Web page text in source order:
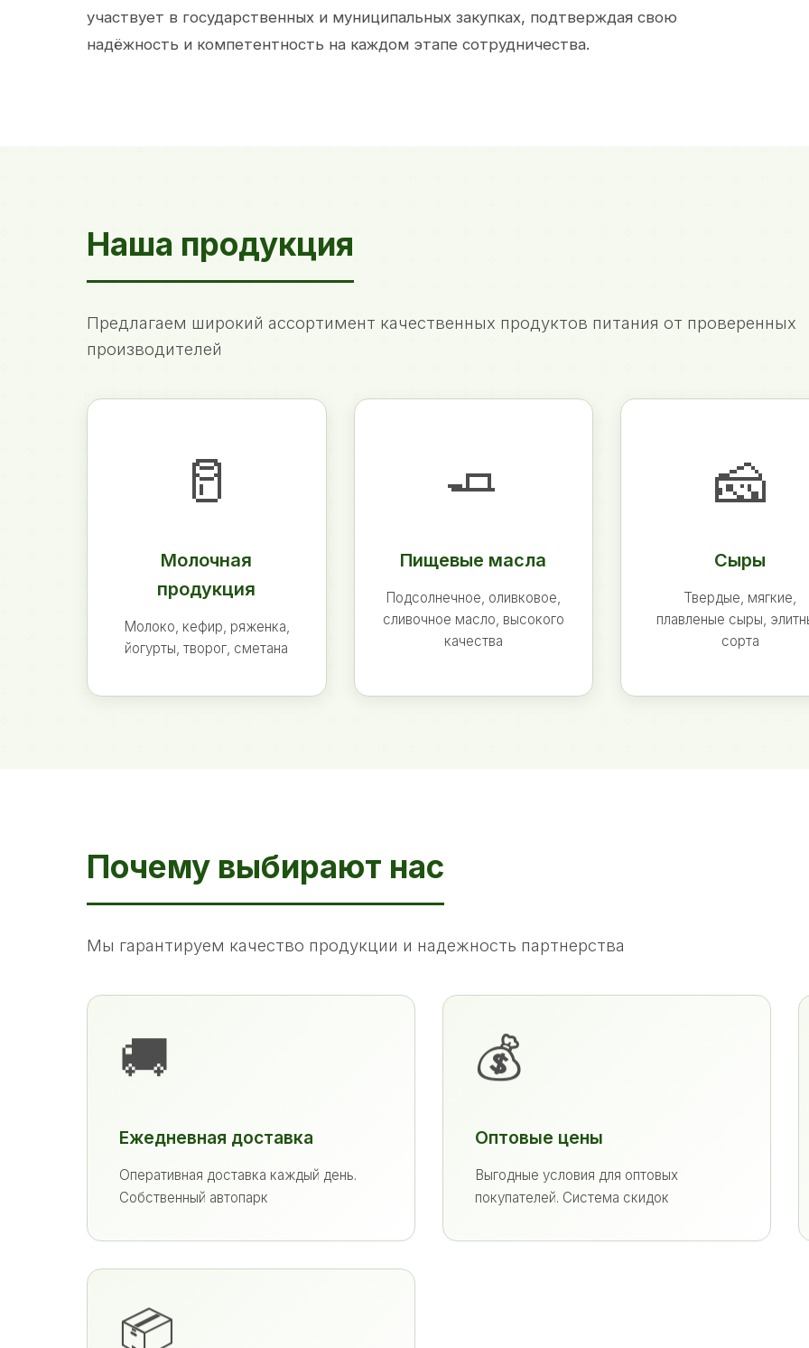
участвует в государственных и муниципальных закупках, подтверждая свою
надёжность и компетентность на каждом этапе сотрудничества.
Наша продукция
Предлагаем широкий ассортимент качественных продуктов питания от проверенных
производителей
🥛
Молочная
продукция
Молоко, кефир, ряженка,
йогурты, творог, сметана
🧈
Пищевые масла
Подсолнечное, оливковое,
сливочное масло, высокого
качества
🧀
Сыры
Твердые, мягкие,
плавленые сыры,
сорта
Почему выбирают нас
Мы гарантируем качество продукции и надежность партнерства
🚚
Ежедневная доставка
Оперативная доставка каждый день.
Собственный автопарк
💰
Оптовые цены
Выгодные условия для оптовых
покупателей. Система скидок